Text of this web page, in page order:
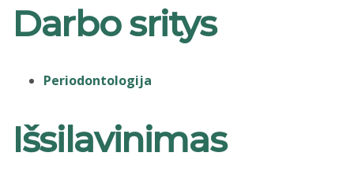
Darbo sritys
Periodontologija
Išsilavinimas